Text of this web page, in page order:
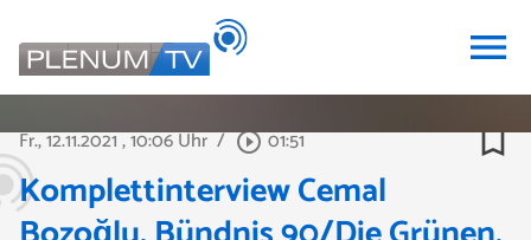
menu
Fr., 12.11.2021, 10:06 Uhr / play_circle_outline01:51 bookmark_border
Komplettinterview Cemal